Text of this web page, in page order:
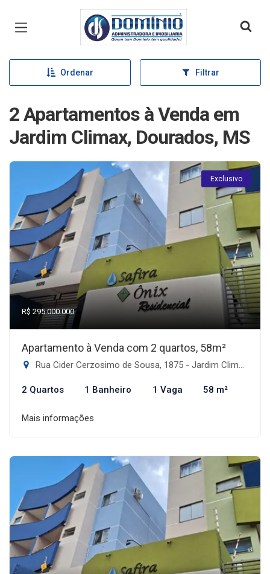
Página inicial
Ordenar Filtrar
2 Apartamentos à Venda em
Jardim Climax, Dourados, MS
Exclusivo
R$ 295.000.000
Apartamento à Venda com 2 quartos, 58m²
Rua Cider Cerzosimo de Sousa, 1875 - Jardim Climax, Dourados-MS
2 Quartos 1 Banheiro 1 Vaga 58 m²
Mais informações